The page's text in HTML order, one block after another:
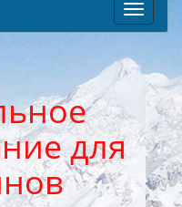
меню
для